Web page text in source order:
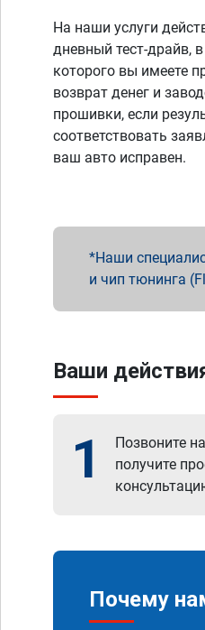
На наши услуги
дневный тест-драйв, в
которого вы имеете
возврат денег и
прошивки, если
соответствовать
ваш авто исправен.
Наши
и чип тюнинга
Ваши
1 Позвоните
получите
Почему